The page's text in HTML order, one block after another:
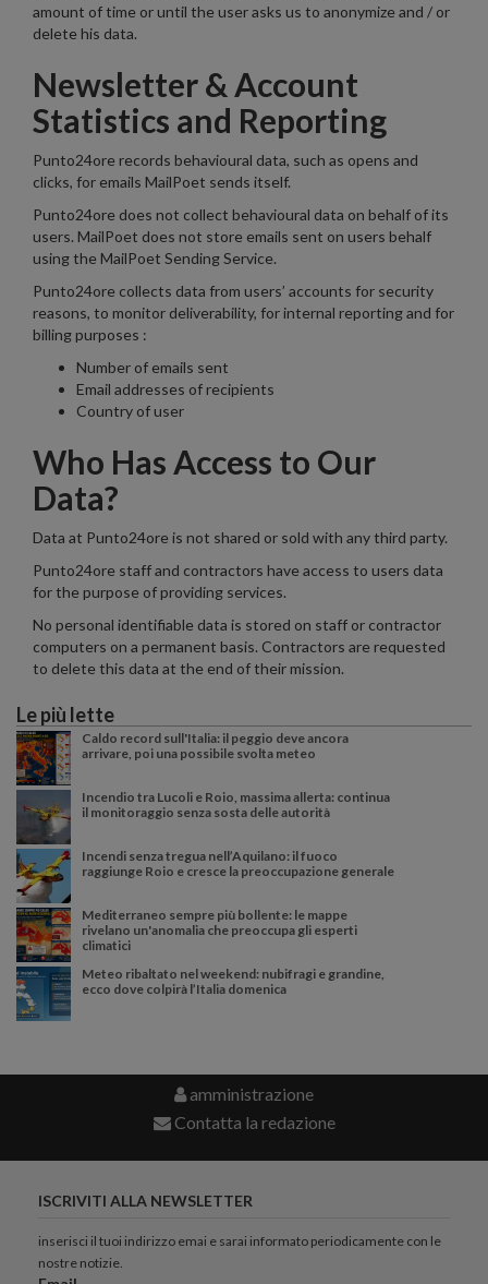
amount of time or until the user asks us to anonymize and / or
delete his data.
Newsletter & Account
Statistics and Reporting
Punto24ore records behavioural data, such as opens and
clicks, for emails MailPoet sends itself.
Punto24ore does not collect behavioural data on behalf of its
users. MailPoet does not store emails sent on users behalf
using the MailPoet Sending Service.
Punto24ore collects data from users’ accounts for security
reasons, to monitor deliverability, for internal reporting and for
billing purposes :
Number of emails sent
Email addresses of recipients
Country of user
Who Has Access to Our
Data?
Data at Punto24ore is not shared or sold with any third party.
Punto24ore staff and contractors have access to users data
for the purpose of providing services.
No personal identifiable data is stored on staff or contractor
computers on a permanent basis. Contractors are requested
to delete this data at the end of their mission.
Le più lette
Caldo record sull'Italia: il peggio deve ancora
arrivare, poi una possibile svolta meteo
Incendio tra Lucoli e Roio, massima allerta: continua
il monitoraggio senza sosta delle autorità
Incendi senza tregua nell’Aquilano: il fuoco
raggiunge Roio e cresce la preoccupazione generale
Mediterraneo sempre più bollente: le mappe
rivelano un'anomalia che preoccupa gli esperti
climatici
Meteo ribaltato nel weekend: nubifragi e grandine,
ecco dove colpirà l’Italia domenica
amministrazione
Contatta la redazione
ISCRIVITI ALLA NEWSLETTER
inserisci il tuoi indirizzo emai e sarai informato periodicamente con le
nostre notizie.